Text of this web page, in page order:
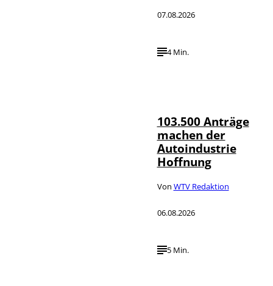
07.08.2026
4 Min.
103.500 Anträge
machen der
Autoindustrie
Hoffnung
Von WTV Redaktion
06.08.2026
5 Min.